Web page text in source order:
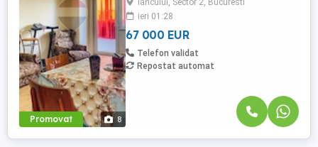
Promovat 8
această proprietate vine cu un chiriaș
stabil, generând un venit pasiv lunar de
300 euro chiar din ...
Iancului, Sector 2, Bucuresti
ieri 01:28
67 000 EUR
Telefon validat
Repostat automat